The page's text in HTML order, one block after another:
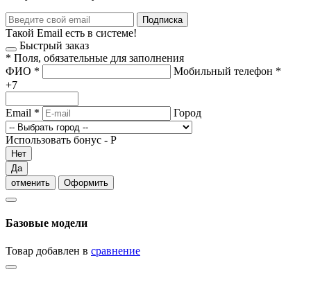
Подписка
Такой Email есть в системе!
Быстрый заказ
* Поля, обязательные для заполнения
ФИО * Мобильный телефон *
+7
Email * Город
Использовать бонус - Р
Нет
Да
отменить
Оформить
Базовые модели
Товар добавлен в сравнение